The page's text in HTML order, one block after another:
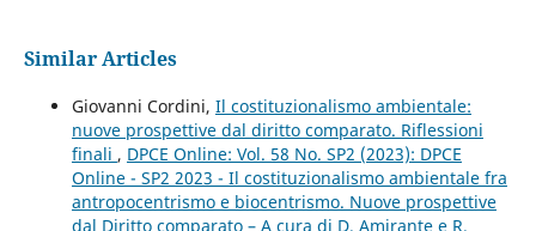
Similar Articles
Giovanni Cordini, Il costituzionalismo ambientale:
nuove prospettive dal diritto comparato. Riflessioni
finali , DPCE Online: Vol. 58 No. SP2 (2023): DPCE
Online - SP2 2023 - Il costituzionalismo ambientale fra
antropocentrismo e biocentrismo. Nuove prospettive
dal Diritto comparato – A cura di D. Amirante e R.